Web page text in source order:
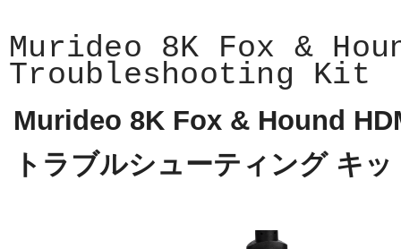
Murideo 8K Fox &
Troubleshooting Kit
Murideo 8K Fox & Hound
トラブルシューティング キッ